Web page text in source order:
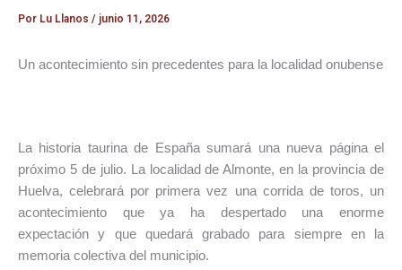
Por Lu Llanos / junio 11, 2026
Un acontecimiento sin precedentes para la localidad onubense
La historia taurina de España sumará una nueva página el
próximo 5 de julio. La localidad de Almonte, en la provincia de
Huelva, celebrará por primera vez una corrida de toros, un
acontecimiento que ya ha despertado una enorme
expectación y que quedará grabado para siempre en la
memoria colectiva del municipio.